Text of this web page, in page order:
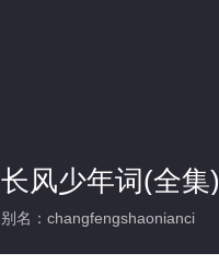
长风少年词(全集)
别名：changfengshaonianci